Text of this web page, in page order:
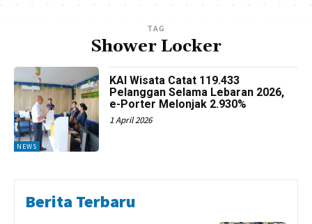
TAG
Shower Locker
NEWS
KAI Wisata Catat 119.433
Pelanggan Selama Lebaran 2026,
e-Porter Melonjak 2.930%
1 April 2026
Berita Terbaru